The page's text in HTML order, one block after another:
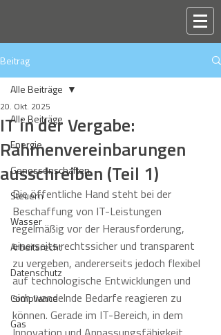
Beitrag
Alle Beiträge
Energie
Genossenschaften
Steuern
Wasser
Arbeitsrecht
Datenschutz
Compliance
Gas
Alle Beiträge
IT in der Vergabe:
Rahmenvereinbarungen
ausschreiben (Teil 1)
20. Okt. 2025
Die öffentliche Hand steht bei der
Beschaffung von IT-Leistungen
regelmäßig vor der Herausforderung,
einerseits rechtssicher und transparent
zu vergeben, andererseits jedoch flexibel
auf technologische Entwicklungen und
sich wandelnde Bedarfe reagieren zu
können. Gerade im IT-Bereich, in dem